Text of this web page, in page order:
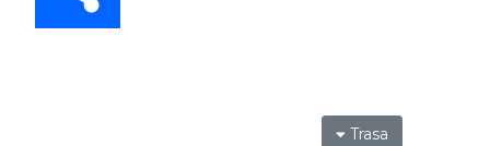
Trasa